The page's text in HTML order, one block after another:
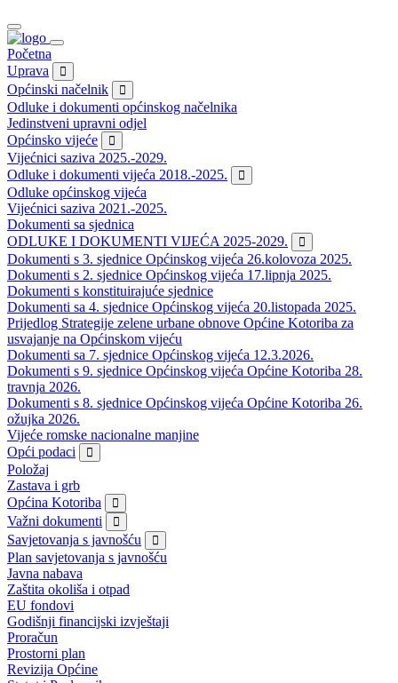
Početna
Uprava
Općinski načelnik
Odluke i dokumenti općinskog načelnika
Jedinstveni upravni odjel
Općinsko vijeće
Vijećnici saziva 2025.-2029.
Odluke i dokumenti vijeća 2018.-2025.
Odluke općinskog vijeća
Vijećnici saziva 2021.-2025.
Dokumenti sa sjednica
ODLUKE I DOKUMENTI VIJEĆA 2025-2029.
Dokumenti s 3. sjednice Općinskog vijeća 26.kolovoza 2025.
Dokumenti s 2. sjednice Općinskog vijeća 17.lipnja 2025.
Dokumenti s konstituirajuće sjednice
Dokumenti sa 4. sjednice Općinskog vijeća 20.listopada 2025.
Prijedlog Strategije zelene urbane obnove Općine Kotoriba za
usvajanje na Općinskom vijeću
Dokumenti sa 7. sjednice Općinskog vijeća 12.3.2026.
Dokumenti s 9. sjednice Općinskog vijeća Općine Kotoriba 28.
travnja 2026.
Dokumenti s 8. sjednice Općinskog vijeća Općine Kotoriba 26.
ožujka 2026.
Vijeće romske nacionalne manjine
Opći podaci
Položaj
Zastava i grb
Općina Kotoriba
Važni dokumenti
Savjetovanja s javnošću
Plan savjetovanja s javnošću
Javna nabava
Zaštita okoliša i otpad
EU fondovi
Godišnji financijski izvještaji
Proračun
Prostorni plan
Revizija Općine